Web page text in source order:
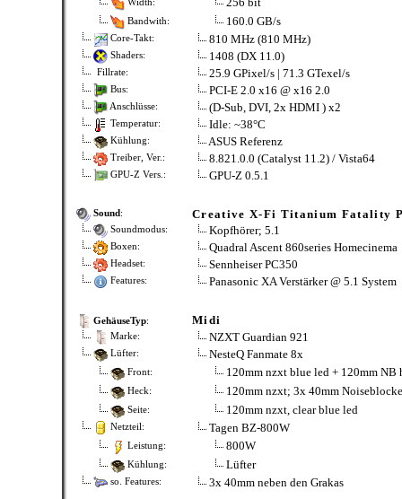
Width:
Bandwith: 160.0 GB/s
Core-Takt: 810 MHz (810 MHz)
Shaders: 1408 (DX 11.0)
Fillrate: 25.9 GPixel/s | 71.3 GTexel/s
Bus: PCI-E 2.0 x16 @ x16 2.0
Anschlüsse: (D-Sub, DVI, 2x HDMI ) x2
Temperatur: Idle: ~38°C
Kühlung: ASUS Referenz
Treiber, Ver.: 8.821.0.0 (Catalyst 11.2) / Vista64
GPU-Z Vers.: GPU-Z 0.5.1
Sound: Creative X-Fi Titanium Fatality
Soundmodus: Kopfhörer; 5.1
Boxen: Quadral Ascent 860series Homecinema
Headset: Sennheiser PC350
Features: Panasonic XA Verstärker @ 5.1 System
GehäuseTyp: Midi
Marke: NZXT Guardian 921
Lüfter: NesteQ Fanmate 8x
Front: 120mm nzxt blue led + 120mm
Heck: 120mm nzxt; 3x 40mm
Seite: 120mm nzxt, clear blue led
Netzteil: Tagen BZ-800W
Leistung: 800W
Kühlung: Lüfter
so. Features: 3x 40mm neben den Grakas